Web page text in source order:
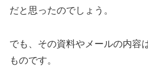
だと思ったのでしょう。
でも、その資料やメールの内容
ものです。